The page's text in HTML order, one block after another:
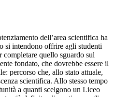
dell’area scientifica ha
si intendono offrire agli studenti
quello sguardo sul
fondato, che dovrebbe essere il
percorso che, allo stato attuale,
scientifica. Allo stesso tempo
a quanti scelgono un Liceo